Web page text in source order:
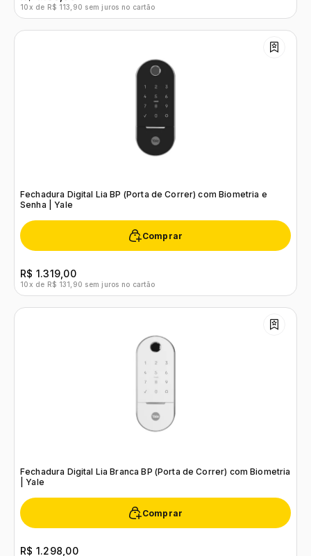
10x de R$ 113,90 sem juros no cartão
Fechadura Digital Lia BP (Porta de Correr) com Biometria e
Senha | Yale
Comprar
R$ 1.319,00
10x de R$ 131,90 sem juros no cartão
Fechadura Digital Lia Branca BP (Porta de Correr) com Biometria
| Yale
Comprar
R$ 1.298,00